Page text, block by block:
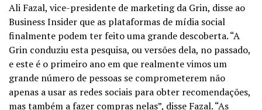
Ali Fazal, vice-presidente de marketing da Grin, disse ao
Business Insider que as plataformas de mídia social
finalmente podem ter feito uma grande descoberta. “A
Grin conduziu esta pesquisa, ou versões dela, no passado,
e este é o primeiro ano em que realmente vimos um
grande número de pessoas se comprometerem não
apenas a usar as redes sociais para obter recomendações,
mas também a fazer compras nelas”, disse Fazal. “As